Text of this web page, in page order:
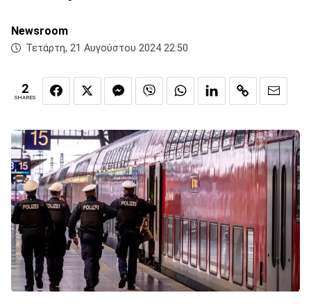
Newsroom
Τετάρτη, 21 Αυγούστου 2024 22:50
2
SHARES